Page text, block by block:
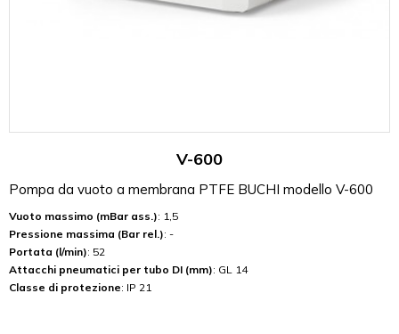
V-600
Pompa da vuoto a membrana PTFE BUCHI modello V-600
Vuoto massimo (mBar ass.): 1,5
Pressione massima (Bar rel.): -
Portata (l/min): 52
Attacchi pneumatici per tubo DI (mm): GL 14
Classe di protezione: IP 21